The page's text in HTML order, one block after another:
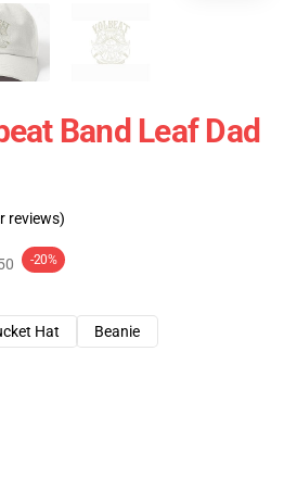
Band Leaf Dad
reviews)
-20%
Hat
Beanie